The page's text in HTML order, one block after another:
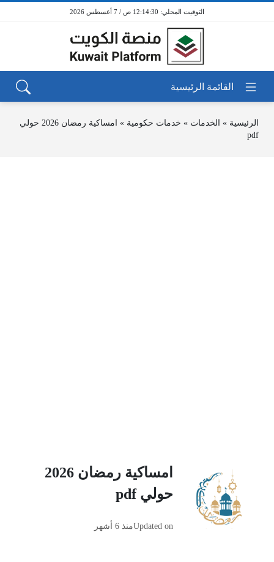
12:14:30 ص / 7 أغسطس 2026
الرئيسية » الخدمات » خدمات حكومية »
امساكية رمضان 2026 حولي
pdf
امساكية رمضان 2026
حولي pdf
Updated onمنذ 6 أشهر